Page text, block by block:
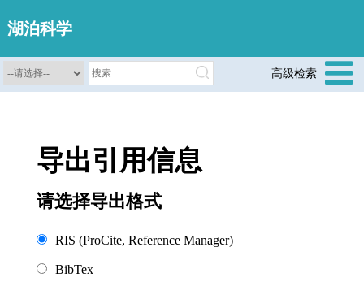
湖泊科学
高级检索
导出引用信息
请选择导出格式
RIS (ProCite, Reference Manager)
BibTex